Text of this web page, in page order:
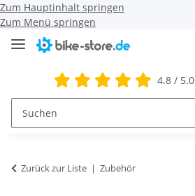
Zum Hauptinhalt springen
Zum Menü springen
4.8 / 5.0
Zurück zur Liste Zubehör